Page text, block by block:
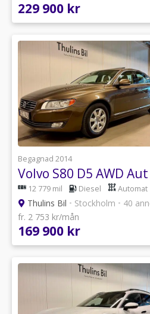
229 900 kr
Begagnad 2014
12 779 mil Diesel Automat
Thulins Bil • Stockholm • 40
fr. 2 753 kr/mån
169 900 kr